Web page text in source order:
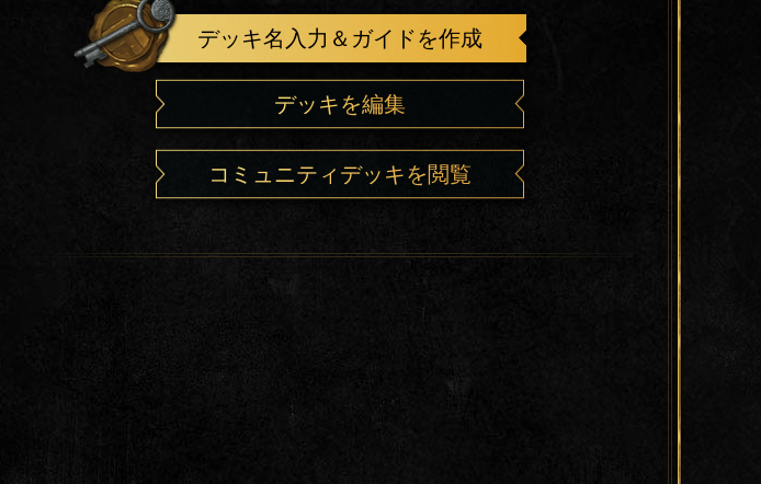
デッキ名入力＆ガイドを作成
デッキを編集
コミュニティデッキを閲覧